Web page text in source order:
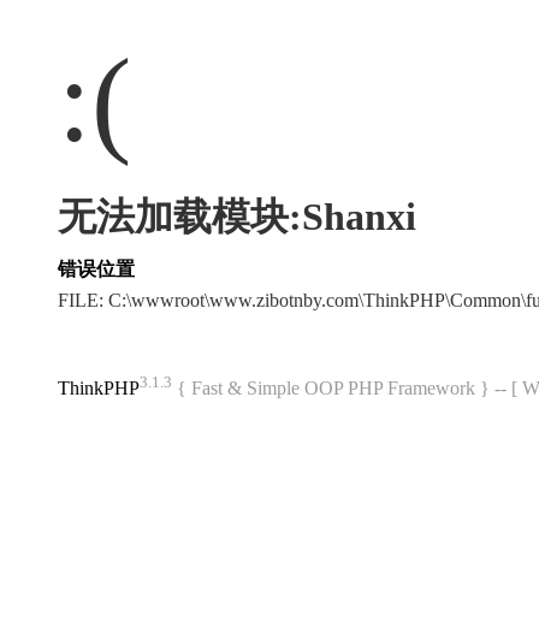
:(
无法加载模块:Shanxi
错误位置
FILE:
ThinkPHP3.1.3 { Fast & Simple OOP PHP Framework } -- [